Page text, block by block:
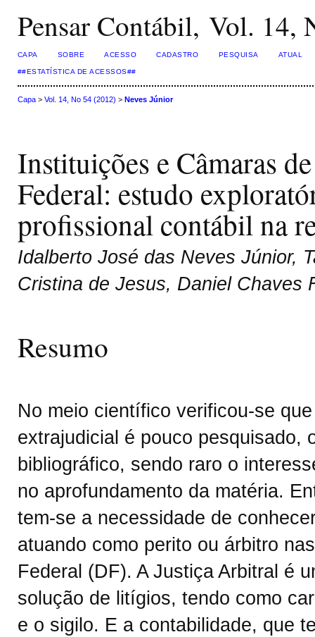
Pensar Contábil, Vol. 14,
CAPA SOBRE ACESSO CADASTRO PESQUISA ATUAL
##ESTATÍSTICA DE ACESSOS##
Capa> Vol. 14, No 54 (2012) > Neves Júnior
Instituições e Câmaras
Federal: estudo
profissional contábil na
Idalberto José das Neves Júnior,
Cristina de Jesus, Daniel Chaves
Resumo
No meio científico verificou-se
extrajudicial é pouco pesquisado,
bibliográfico, sendo raro o
no aprofundamento da matéria.
tem-se a necessidade de
atuando como perito ou árbitro
Federal (DF). A Justiça Arbitral é
solução de litígios, tendo como
e o sigilo. E a contabilidade, que